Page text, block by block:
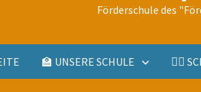
Förderschule des
🏫 UNSERE SCHULE 🤹‍♀️